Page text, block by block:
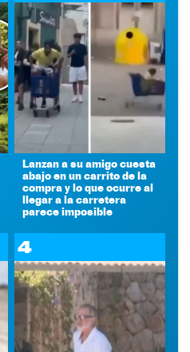
Lanzan a su amigo cuesta
abajo en un carrito de la
compra y lo que ocurre al
llegar a la carretera
parece imposible
4